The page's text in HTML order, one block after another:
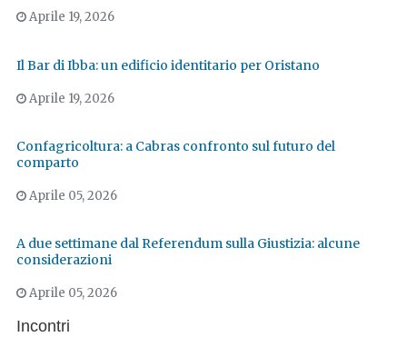
Aprile 19, 2026
Il Bar di Ibba: un edificio identitario per Oristano
Aprile 19, 2026
Confagricoltura: a Cabras confronto sul futuro del
comparto
Aprile 05, 2026
A due settimane dal Referendum sulla Giustizia: alcune
considerazioni
Aprile 05, 2026
Incontri